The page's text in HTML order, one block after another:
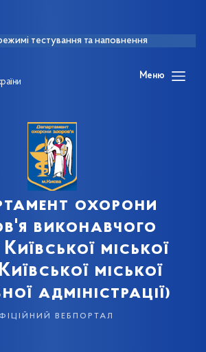
тестування та наповнення
Меню
охорони
виконавчого
міської
міської
адміністрації)
вебпортал